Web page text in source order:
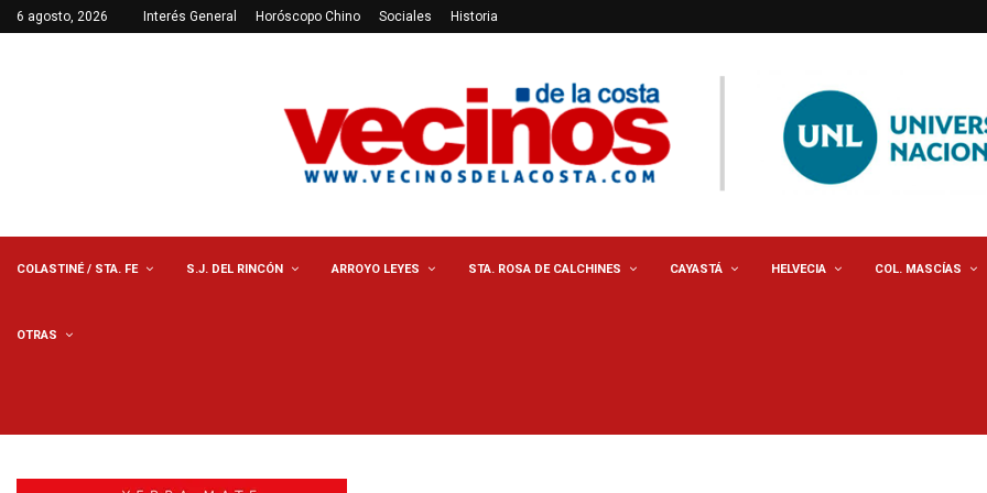
6 agosto, 2026 Interés General Horóscopo Chino Sociales Historia
COLASTINÉ / STA. FE S.J. DEL RINCÓN ARROYO LEYES STA. ROSA DE CALCHINES CAYASTÁ HELVECIA COL. MASCÍAS
OTRAS